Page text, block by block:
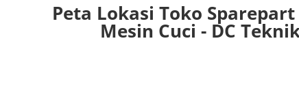
Peta Lokasi Toko Sparepart
Mesin Cuci - DC